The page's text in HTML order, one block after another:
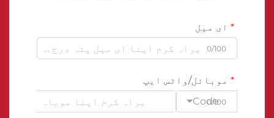
ای میل
0/100
موبائل/واٹس ایپ
Code
0/100